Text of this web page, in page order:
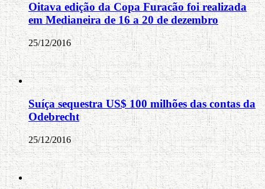
Oitava edição da Copa Furacão foi realizada
em Medianeira de 16 a 20 de dezembro
25/12/2016
Suíça sequestra US$ 100 milhões das contas da
Odebrecht
25/12/2016